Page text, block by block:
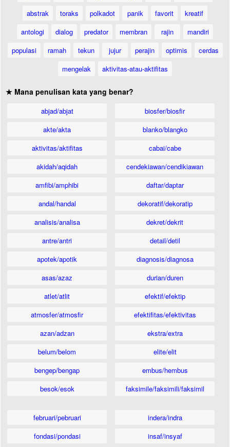
abstrak
toraks polkadot panik favorit
kreatif
antologi
dialog predator membran rajin
mandiri
populasi
ramah tekun jujur perajin optimis
cerdas
mengelak
aktivitas-atau-aktifitas
★ Mana penulisan kata yang benar?
abjad/abjat
akte/akta
aktivitas/aktifitas
akidah/aqidah
amfibi/amphibi
andal/handal
analisis/analisa
antre/antri
apotek/apotik
asas/azaz
atlet/atlit
atmosfer/atmosfir
azan/adzan
belum/belom
bengep/bengap
besok/esok
biosfer/biosfir
blanko/blangko
cabai/cabe
cendekiawan/cendikiawan
daftar/daptar
dekoratif/dekoratip
dekret/dekrit
detail/detil
diagnosis/diagnosa
durian/duren
efektif/efektip
efektifitas/efektivitas
ekstra/extra
elite/elit
embus/hembus
faksimile/faksimili/faksimil
februari/pebruari
fondasi/pondasi
indera/indra
insaf/insyaf